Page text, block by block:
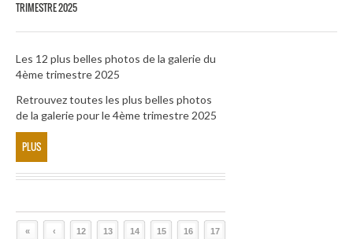
TRIMESTRE 2025
Les 12 plus belles photos de la galerie du
4ème trimestre 2025
Retrouvez toutes les plus belles photos
de la galerie pour le 4ème trimestre 2025
PLUS
« ‹ 12 13 14 15 16 17